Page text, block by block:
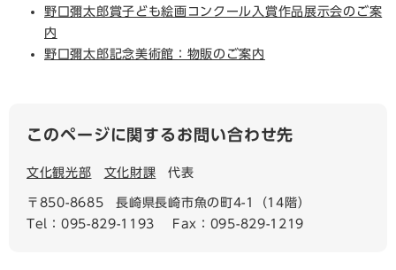
野口彌太郎賞子ども絵画コンクール入賞作品展示会のご案
内
野口彌太郎記念美術館：物販のご案内
このページに関するお問い合わせ先
文化観光部 文化財課 代表
〒850-8685
長崎県長崎市魚の町4-1（14階）
Tel：095-829-1193
Fax：095-829-1219